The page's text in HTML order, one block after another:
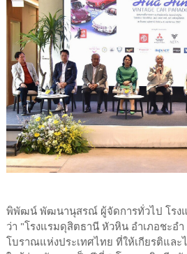
พิพัฒน์ พัฒนานุสรณ์ ผู้จัดการทั่วไป โรง
ว่า "โรงแรมดุสิตธานี หัวหิน อำเภอชะ
โบราณแห่งประเทศไทย ที่ให้เกียรติและ